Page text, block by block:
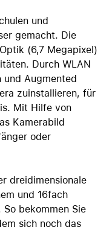
und
gemacht. Die
(6,7 Megapixel)
Durch WLAN
und Augmented
zuinstallieren, für
Mit Hilfe von
Kamerabild
oder
dreidimensionale
und 16fach
bekommen Sie
sich noch das